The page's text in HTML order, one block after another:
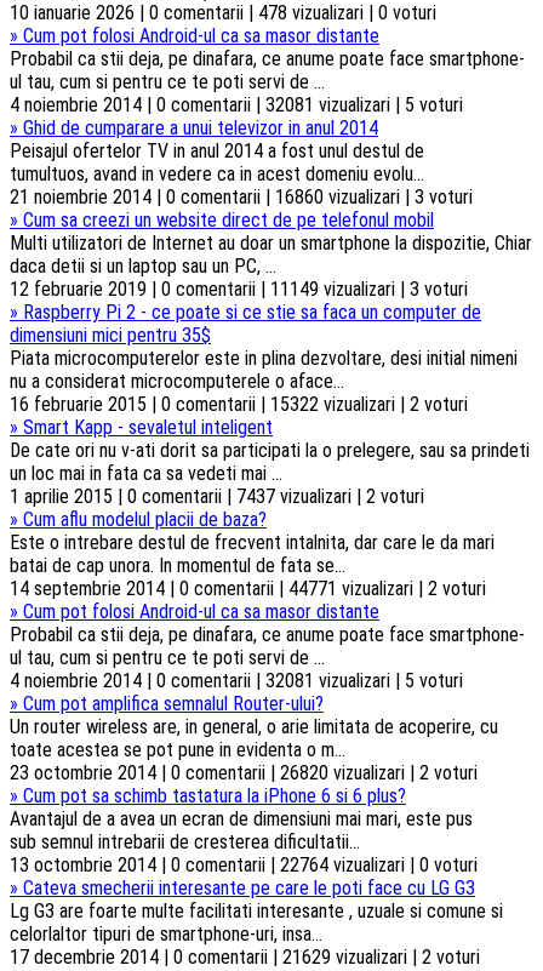
10 ianuarie 2026 | 0 comentarii | 478 vizualizari | 0 voturi
» Cum pot folosi Android-ul ca sa masor distante
Probabil ca stii deja, pe dinafara, ce anume poate face smartphone-
ul tau, cum si pentru ce te poti servi de ...
4 noiembrie 2014 | 0 comentarii | 32081 vizualizari | 5 voturi
» Ghid de cumparare a unui televizor in anul 2014
Peisajul ofertelor TV in anul 2014 a fost unul destul de
tumultuos, avand in vedere ca in acest domeniu evolu...
21 noiembrie 2014 | 0 comentarii | 16860 vizualizari | 3 voturi
» Cum sa creezi un website direct de pe telefonul mobil
Multi utilizatori de Internet au doar un smartphone la dispozitie, Chiar
daca detii si un laptop sau un PC, ...
12 februarie 2019 | 0 comentarii | 11149 vizualizari | 3 voturi
» Raspberry Pi 2 - ce poate si ce stie sa faca un computer de
dimensiuni mici pentru 35$
Piata microcomputerelor este in plina dezvoltare, desi initial nimeni
nu a considerat microcomputerele o aface...
16 februarie 2015 | 0 comentarii | 15322 vizualizari | 2 voturi
» Smart Kapp - sevaletul inteligent
De cate ori nu v-ati dorit sa participati la o prelegere, sau sa prindeti
un loc mai in fata ca sa vedeti mai ...
1 aprilie 2015 | 0 comentarii | 7437 vizualizari | 2 voturi
» Cum aflu modelul placii de baza?
Este o intrebare destul de frecvent intalnita, dar care le da mari
batai de cap unora. In momentul de fata se...
14 septembrie 2014 | 0 comentarii | 44771 vizualizari | 2 voturi
» Cum pot folosi Android-ul ca sa masor distante
Probabil ca stii deja, pe dinafara, ce anume poate face smartphone-
ul tau, cum si pentru ce te poti servi de ...
4 noiembrie 2014 | 0 comentarii | 32081 vizualizari | 5 voturi
» Cum pot amplifica semnalul Router-ului?
Un router wireless are, in general, o arie limitata de acoperire, cu
toate acestea se pot pune in evidenta o m...
23 octombrie 2014 | 0 comentarii | 26820 vizualizari | 2 voturi
» Cum pot sa schimb tastatura la iPhone 6 si 6 plus?
Avantajul de a avea un ecran de dimensiuni mai mari, este pus
sub semnul intrebarii de cresterea dificultatii...
13 octombrie 2014 | 0 comentarii | 22764 vizualizari | 0 voturi
» Cateva smecherii interesante pe care le poti face cu LG G3
Lg G3 are foarte multe facilitati interesante , uzuale si comune si
celorlaltor tipuri de smartphone-uri, insa...
17 decembrie 2014 | 0 comentarii | 21629 vizualizari | 2 voturi